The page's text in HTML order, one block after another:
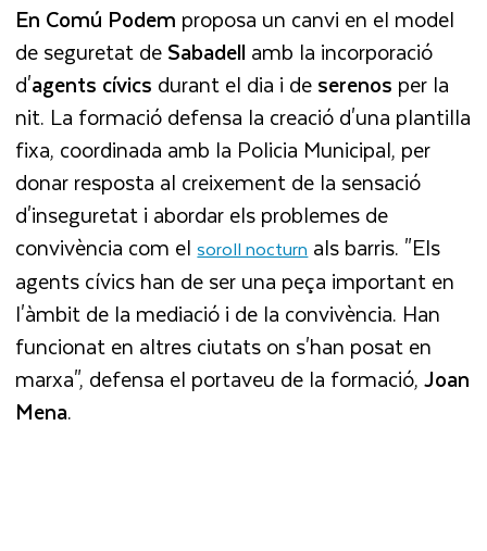
En Comú Podem proposa un canvi en el model
de seguretat deSabadellamb la incorporació
d'agents cívics durant el dia i deserenos per la
nit. La formació defensa la creació d'una plantilla
fixa, coordinada amb la Policia Municipal, per
donar resposta al creixement de la sensació
d'inseguretat i abordar els problemes de
convivència com elsoroll nocturn als barris. "Els
agents cívics han de ser una peça important en
l'àmbit de la mediació i de la convivència. Han
funcionat en altres ciutats on s'han posat en
marxa", defensa el portaveu de la formació,Joan
Mena.